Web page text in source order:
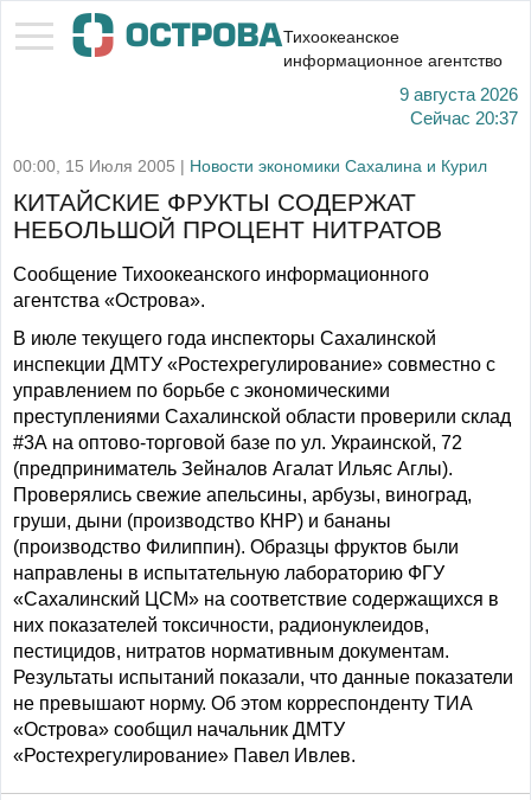
Тихоокеанское
информационное агентство
9 августа 2026
Сейчас 20:37
00:00, 15 Июля 2005 | Новости экономики Сахалина и Курил
КИТАЙСКИЕ ФРУКТЫ СОДЕРЖАТ
НЕБОЛЬШОЙ ПРОЦЕНТ НИТРАТОВ
Сообщение Тихоокеанского информационного
агентства «Острова».
В июле текущего года инспекторы Сахалинской
инспекции ДМТУ «Ростехрегулирование» совместно с
управлением по борьбе с экономическими
преступлениями Сахалинской области проверили склад
#3А на оптово-торговой базе по ул. Украинской, 72
(предприниматель Зейналов Агалат Ильяс Аглы).
Проверялись свежие апельсины, арбузы, виноград,
груши, дыни (производство КНР) и бананы
(производство Филиппин). Образцы фруктов были
направлены в испытательную лабораторию ФГУ
«Сахалинский ЦСМ» на соответствие содержащихся в
них показателей токсичности, радионуклеидов,
пестицидов, нитратов нормативным документам.
Результаты испытаний показали, что данные показатели
не превышают норму. Об этом корреспонденту ТИА
«Острова» сообщил начальник ДМТУ
«Ростехрегулирование» Павел Ивлев.